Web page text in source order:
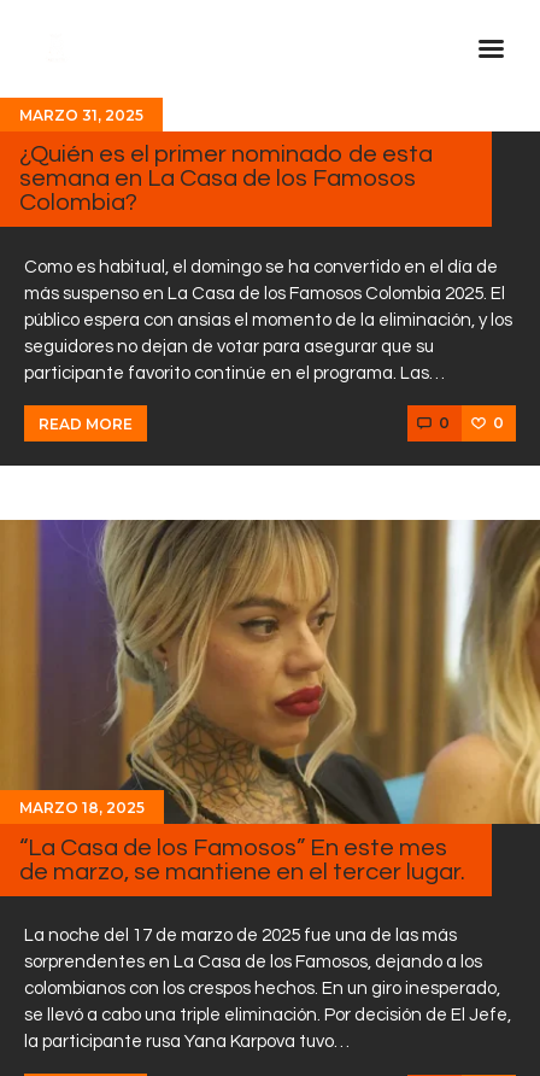
Inicio Real FM
Streaming
En Vivo
Descarga La APP
Programas
Noticias
Sobre Nosotros
Contactos
MARZO 31, 2025
¿Quién es el primer nominado de esta
semana en La Casa de los Famosos
Colombia?
Como es habitual, el domingo se ha convertido en el día de
más suspenso en La Casa de los Famosos Colombia 2025. El
público espera con ansias el momento de la eliminación, y los
seguidores no dejan de votar para asegurar que su
participante favorito continúe en el programa. Las…
READ MORE 0 0
MARZO 18, 2025
“La Casa de los Famosos” En este mes
de marzo, se mantiene en el tercer lugar.
La noche del 17 de marzo de 2025 fue una de las más
sorprendentes en La Casa de los Famosos, dejando a los
colombianos con los crespos hechos. En un giro inesperado,
se llevó a cabo una triple eliminación. Por decisión de El Jefe,
la participante rusa Yana Karpova tuvo…